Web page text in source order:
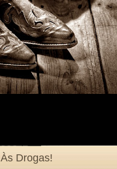
Drogas!